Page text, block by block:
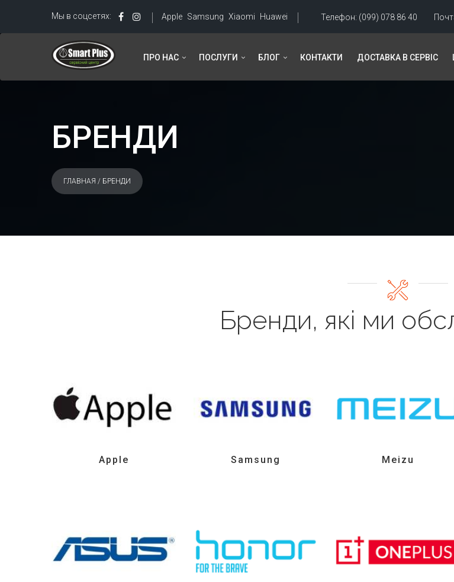
Телефон: (099) 078 86 40
Apple Samsung Xiaomi Huawei
Мы в соцсетях:
ПРО НАС ПОСЛУГИ БЛОГ КОНТАКТИ ДОСТАВКА В СЕРВІС
БРЕНДИ
ГЛАВНАЯ / БРЕНДИ
Бренди, які ми
Apple Samsung Meizu